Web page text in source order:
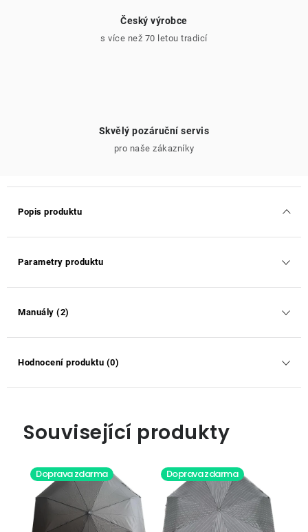
Český výrobce
s více než 70 letou tradicí
Skvělý pozáruční servis
pro naše zákazníky
Popis produktu
Parametry produktu
Manuály (2)
Hodnocení produktu (0)
Související produkty
Doprava zdarma Doprava zdarma